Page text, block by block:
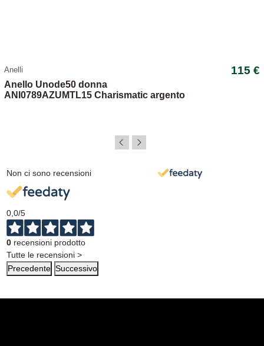
Anelli 115 €
Anello Unode50 donna
ANI0789AZUMTL15 Charismatic argento
Non ci sono recensioni
0,0/5
0recensioni prodotto
Tutte le recensioni >
Precedente Successivo